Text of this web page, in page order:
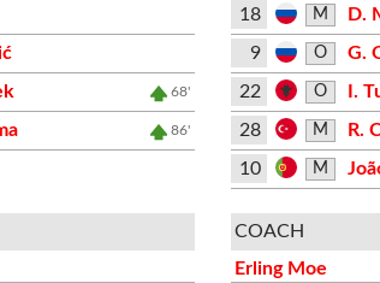
68'
86'
18 M D.
9 O G.
22 O
I.
28
M R.
10 M
COACH
Erling Moe